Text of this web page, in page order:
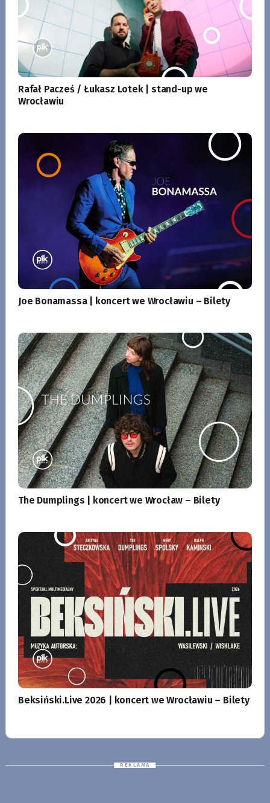
Rafał Pacześ / Łukasz Lotek | stand-up we
Wrocławiu
Joe Bonamassa | koncert we Wrocławiu – Bilety
The Dumplings | koncert we Wrocław – Bilety
Beksiński.Live 2026 | koncert we Wrocławiu – Bilety